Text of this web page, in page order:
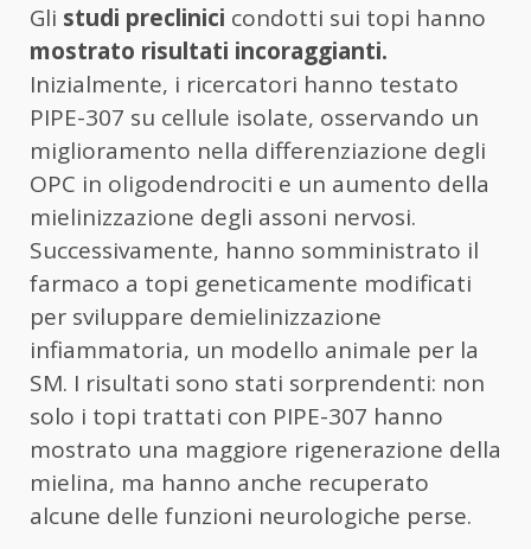
Gli studi preclinici condotti sui topi hanno
mostrato risultati incoraggianti.
Inizialmente, i ricercatori hanno testato
PIPE-307 su cellule isolate, osservando un
miglioramento nella differenziazione degli
OPC in oligodendrociti e un aumento della
mielinizzazione degli assoni nervosi.
Successivamente, hanno somministrato il
farmaco a topi geneticamente modificati
per sviluppare demielinizzazione
infiammatoria, un modello animale per la
SM. I risultati sono stati sorprendenti: non
solo i topi trattati con PIPE-307 hanno
mostrato una maggiore rigenerazione della
mielina, ma hanno anche recuperato
alcune delle funzioni neurologiche perse.